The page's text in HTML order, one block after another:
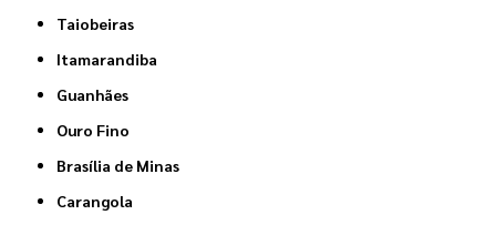
Taiobeiras
Itamarandiba
Guanhães
Ouro Fino
Brasília de Minas
Carangola